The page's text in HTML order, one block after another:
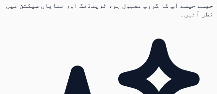
جیسے جیسے آپ کا گروپ مقبول ہو، ٹرینڈنگ اور نمایاں سیکشن میں
نظر آئیں۔